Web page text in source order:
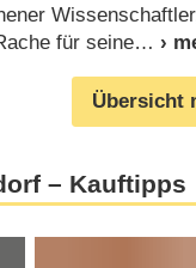
für seine
Übersicht
– Kauftipps